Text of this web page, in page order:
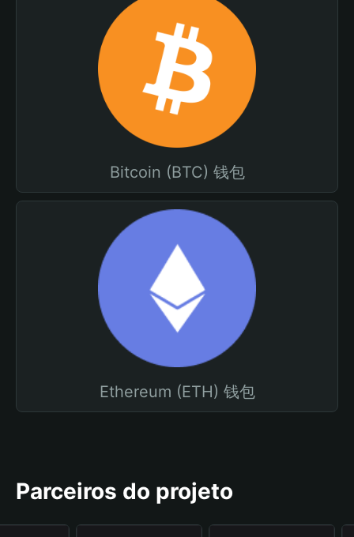
Bitcoin (BTC) 钱包
Ethereum (ETH) 钱包
Parceiros do projeto